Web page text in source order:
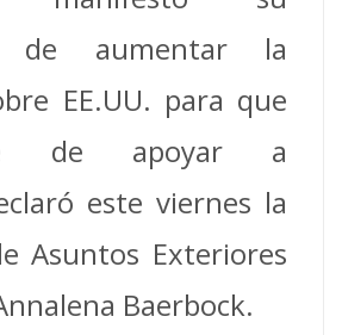
de aumentar la
EE.UU. para que
de apoyar a
este viernes la
Asuntos Exteriores
Baerbock.